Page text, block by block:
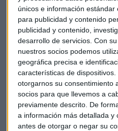
únicos e información
para publicidad y contenido
publicidad y contenido,
desarrollo de servicios. Con
nuestros socios podemos
geográfica precisa e
características de
otorgarnos su consentimiento
socios para que llevemos a
previamente descrito. De
a información más detallada y
antes de otorgar o negar su
presidente del Gobierno,
favorable tanto para los
país.
Por su parte, UGT considera
funcionarios ganarán casi un
lo ha calificado de
calidad de lo público. Sin
muestran más exigentes y
“insuficiente”.